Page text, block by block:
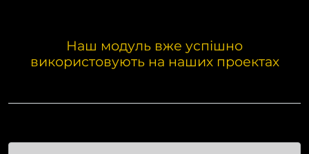
Наш модуль вже успішно
використовують на наших проектах